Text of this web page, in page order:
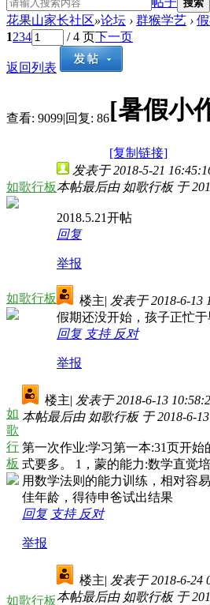
搜索
花果山家长社区»论坛 › 群猴学艺 ›
1234 / 4 页下一页
返回列表
查看: 9099|回复: 86[暑假小
[复制链接]
如歌行板
发表于 2018-5-21
本帖最后由 如歌行板 于
2018.5.21开帖
回复
举报
如歌行板 楼主| 发表于 2018-6-13
假期还没开始，孩子正忙
回复 支持 反对
举报
如
歌
行
板
楼主| 发表于 2018-6-13
本帖最后由 如歌行板 于 2018-6-
第一次作业:学习第一本:31页开
式要多。 1，蒙的能力:数学直觉
用数学法则的能力训练，相对容
佳年龄，得待申爸试出结果
回复 支持 反对
举报
如歌行板
楼主| 发表于 2018-6-24
本帖最后由 如歌行板 于